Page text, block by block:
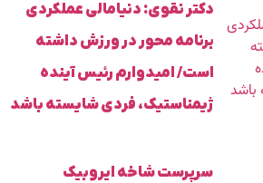
دکتر نقوی: دنیامالی عملکردی
برنامه محور در ورزش داشته
است/ امیدوارم رئیس آینده
ژیمناستیک، فردی شایسته باشد
سرپرست شاخه ایروبیک